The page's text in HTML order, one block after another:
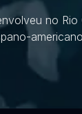
no Rio